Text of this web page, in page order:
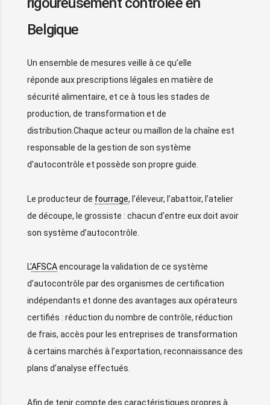
Belgique
Un ensemble de mesures veille à ce qu’elle
réponde aux prescriptions légales en matière de
sécurité alimentaire, et ce à tous les stades de
production, de transformation et de
distribution.Chaque acteur ou maillon de la chaîne est
responsable de la gestion de son système
d’autocontrôle et possède son propre guide.
Le producteur de fourrage, l’éleveur, l’abattoir, l’atelier
de découpe, le grossiste : chacun d’entre eux doit avoir
son système d’autocontrôle.
L’AFSCAencourage la validation de ce système
d’autocontrôle par des organismes de certification
indépendants et donne des avantages aux opérateurs
certifiés : réduction du nombre de contrôle, réduction
de frais, accès pour les entreprises de transformation
à certains marchés à l’exportation, reconnaissance des
plans d’analyse effectués.
Afin de tenir compte des caractéristiques propres à